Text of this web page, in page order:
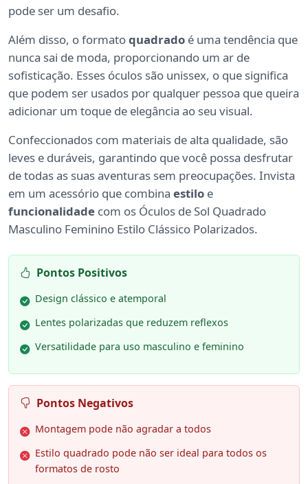
pode ser um desafio.
Além disso, o formatoquadrado é uma tendência que
nunca sai de moda, proporcionando um ar de
sofisticação. Esses óculos são unissex, o que significa
que podem ser usados por qualquer pessoa que queira
adicionar um toque de elegância ao seu visual.
Confeccionados com materiais de alta qualidade, são
leves e duráveis, garantindo que você possa desfrutar
de todas as suas aventuras sem preocupações. Invista
em um acessório que combina estilo e
funcionalidade com os Óculos de Sol Quadrado
Masculino Feminino Estilo Clássico Polarizados.
Pontos Positivos
Design clássico e atemporal
Lentes polarizadas que reduzem reflexos
Versatilidade para uso masculino e feminino
Pontos Negativos
Montagem pode não agradar a todos
Estilo quadrado pode não ser ideal para todos os
formatos de rosto